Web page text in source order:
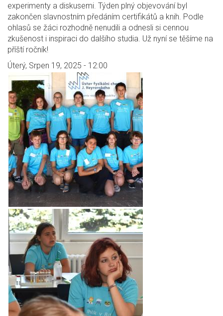
experimenty a diskusemi. Týden plný objevování byl
zakončen slavnostním předáním certifikátů a knih. Podle
ohlasů se žáci rozhodně nenudili a odnesli si cennou
zkušenost i inspiraci do dalšího studia. Už nyní se těšíme na
příští ročník!
Úterý, Srpen 19, 2025 - 12:00